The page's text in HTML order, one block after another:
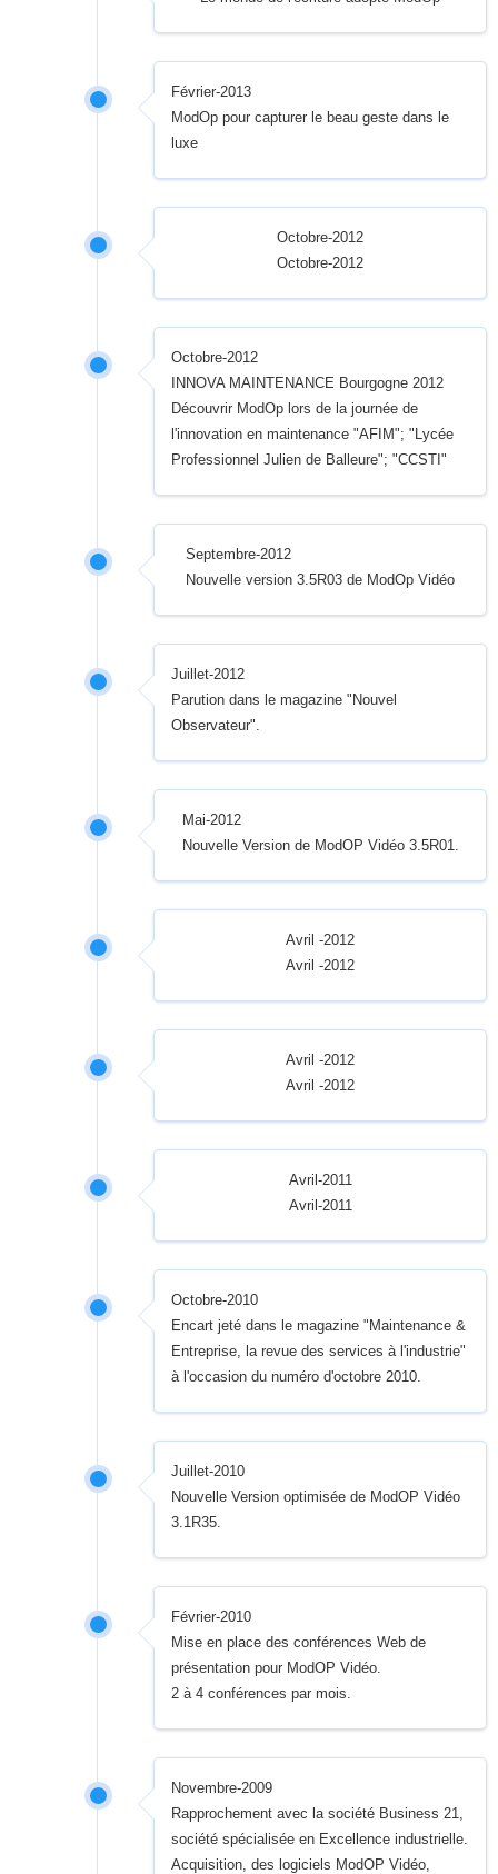
Février-2013
ModOp pour capturer le beau geste dans le
luxe
Octobre-2012
Octobre-2012
Octobre-2012
INNOVA MAINTENANCE Bourgogne 2012
Découvrir ModOp lors de la journée de
l'innovation en maintenance "AFIM"; "Lycée
Professionnel Julien de Balleure"; "CCSTI"
Septembre-2012
Nouvelle version 3.5R03 de ModOp Vidéo
Juillet-2012
Parution dans le magazine "Nouvel
Observateur".
Mai-2012
Nouvelle Version de ModOP Vidéo 3.5R01.
Avril -2012
Avril -2012
Avril -2012
Avril -2012
Avril-2011
Avril-2011
Octobre-2010
Encart jeté dans le magazine "Maintenance &
Entreprise, la revue des services à l'industrie"
à l'occasion du numéro d'octobre 2010.
Juillet-2010
Nouvelle Version optimisée de ModOP Vidéo
3.1R35.
Février-2010
Mise en place des conférences Web de
présentation pour ModOP Vidéo.
2 à 4 conférences par mois.
Novembre-2009
Rapprochement avec la société Business 21,
société spécialisée en Excellence industrielle.
Acquisition, des logiciels ModOP Vidéo,